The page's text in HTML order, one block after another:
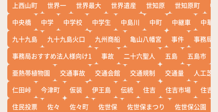
上西山町
世界一 世界最大 世界遺産 世知原 世知原町
中
中央橋
中学 中学校 中学生 中島川 中町 中継車
中華
九十九島
九十九島火口 九州商船 亀山八幡宮 事件
事務局
事務局おすすめ法人様向け1
事故 二十六聖人 五島 五島市
亜熱帯植物園
交通事故 交通会館 交通規制 交通量
人工芝
仁田峠
今津町 仮装 伊王島 伝統 住吉 住吉市場
住吉
住民投票
佐々 佐々町 佐世保 佐世保まつり 佐世保公園